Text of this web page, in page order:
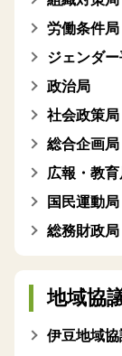
労働条件局
ジェンダ
政治局
社会政策局
総合企画局
広報・教育
国民運動局
総務財政局
地域協
伊豆地域